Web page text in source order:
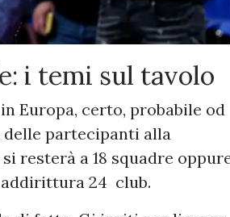
i temi sul tavolo
Europa, certo, probabile od
delle partecipanti alla
resterà a 18 squadre
addirittura 24 club.